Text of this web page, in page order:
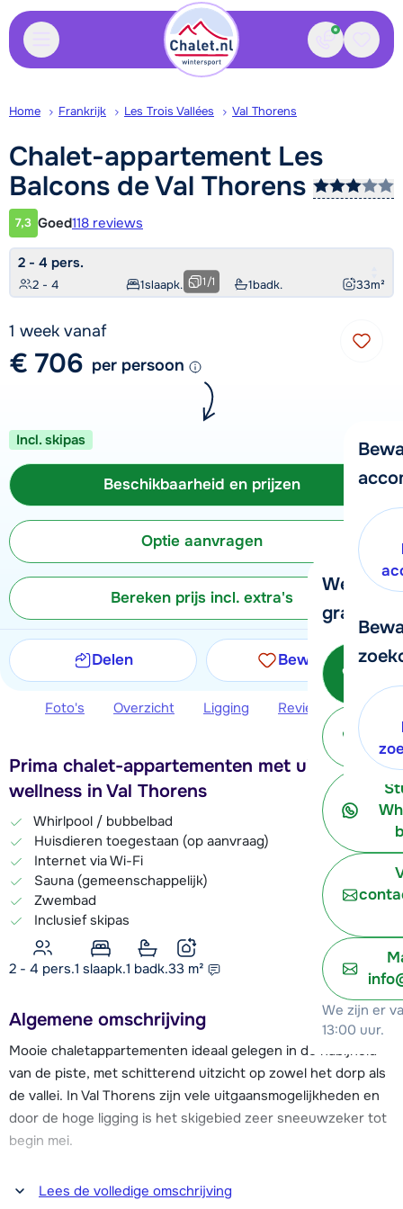
Contact
We
graag
Bel
-
We zijn er
13:00 uur.
Home Frankrijk Les Trois Vallées Val Thorens
Chalet-appartement Les
Balcons de Val Thorens
Klantwaardering
7,3 Goed118 reviews
2 - 4 pers.
2 - 4 1slaapk. 1badk. 33m²
1/1
1 week vanaf
€ 706 per persoon
Incl. skipas
Beschikbaarheid en prijzen
Optie aanvragen
Bereken prijs incl. extra's
Delen Bewaren
Foto's Overzicht Ligging Reviews
Prima chalet-appartementen met uitgebreide
wellness in Val Thorens
Whirlpool / bubbelbad
Huisdieren toegestaan (op aanvraag)
Internet via Wi-Fi
Sauna (gemeenschappelijk)
Zwembad
Inclusief skipas
2 - 4 pers.1 slaapk.1 badk.33 m²
Algemene omschrijving
Mooie chaletappartementen ideaal gelegen in de nabijheid
van de piste, met schitterend uitzicht op zowel het dorp als
de vallei. In Val Thorens zijn vele uitgaansmogelijkheden en
door de hoge ligging is het skigebied zeer sneeuwzeker tot
begin mei.
De gratis skibus naar het centrum van Val Thorens (centrum
Lees de volledige omschrijving